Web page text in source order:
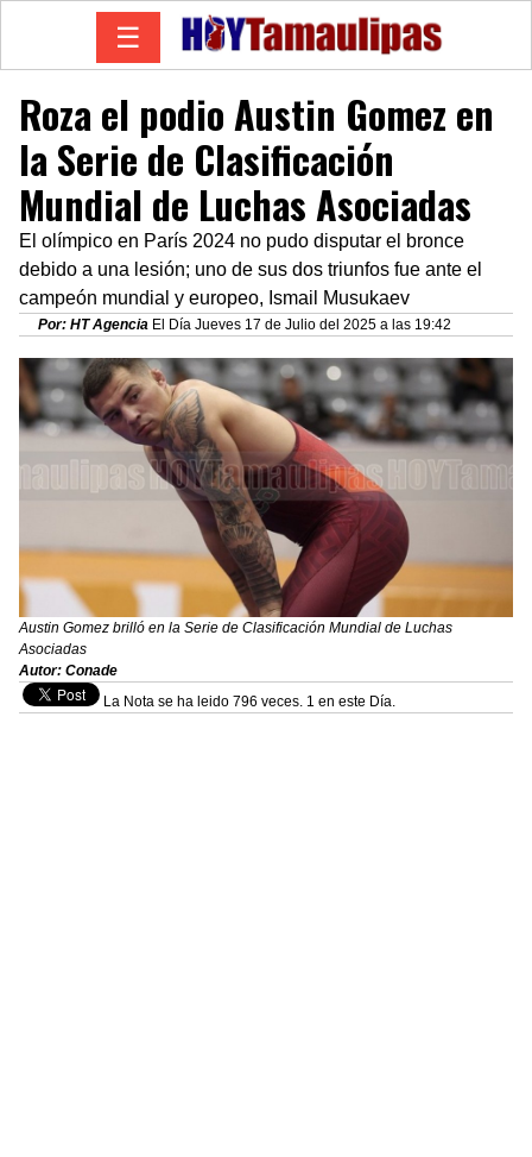
☰
Roza el podio Austin Gomez en
la Serie de Clasificación
Mundial de Luchas Asociadas
El olímpico en París 2024 no pudo disputar el bronce
debido a una lesión; uno de sus dos triunfos fue ante el
campeón mundial y europeo, Ismail Musukaev
Por: HT Agencia El Día Jueves 17 de Julio del 2025 a las 19:42
Austin Gomez brilló en la Serie de Clasificación Mundial de Luchas
Asociadas
Autor: Conade
La Nota se ha leido 796 veces. 1 en este Día.